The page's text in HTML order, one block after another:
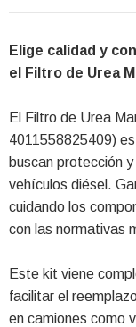
Elige calidad y
el Filtro de Urea
El Filtro de Urea
4011558825409)
buscan protección
vehículos diésel.
cuidando los
con las normativas
Este kit viene
facilitar el
en camiones como